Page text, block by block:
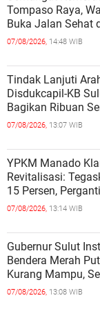
Tompaso Raya,
Buka Jalan Sehat
Persatuan
07/08/2026, 14:48 WIB
Tindak Lanjuti
Disdukcapil-KB
Bagikan Ribuan
kepada Masyarakat
07/08/2026, 13:07 WIB
YPKM Manado
Revitalisasi:
15 Persen,
Aturan
07/08/2026, 13:14 WIB
Gubernur Sulut
Bendera Merah
Kurang Mampu,
Harus Dirasakan
07/08/2026, 13:08 WIB